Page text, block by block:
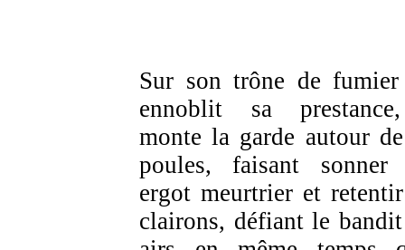
Sur son trône de
ennoblit sa
monte la garde autour
poules, faisant sonner
ergot meurtrier et
clairons, défiant le